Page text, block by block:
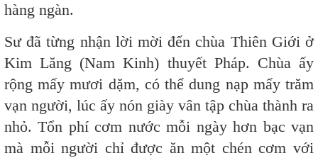
hàng ngàn.
Sư đã từng nhận lời mời đến chùa Thiên Giới ở
Kim Lăng (Nam Kinh) thuyết Pháp. Chùa ấy
rộng mấy mươi dặm, có thể dung nạp mấy trăm
vạn người, lúc ấy nón giày vân tập chùa thành ra
nhỏ. Tổn phí cơm nước mỗi ngày hơn bạc vạn
mà mỗi người chỉ được ăn một chén cơm với